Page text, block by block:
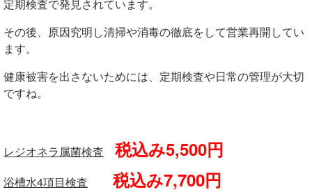
定期検査で発見されています。
その後、原因究明し清掃や消毒の徹底をして営業再開してい
ます。
健康被害を出さないためには、定期検査や日常の管理が大切
ですね。
レジオネラ属菌検査 税込み5,500円
浴槽水4項目検査 税込み7,700円